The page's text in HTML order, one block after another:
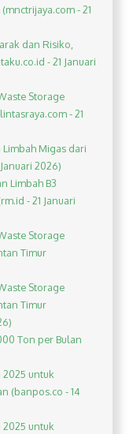
- 21
dan Risiko,
- 21 Januari
Storage
- 21
Limbah Migas dari
2026)
Limbah B3
- 21 Januari
Storage
Timur
Storage
Timur
Ton per Bulan
2025 untuk
(banpos.co - 14
2025 untuk